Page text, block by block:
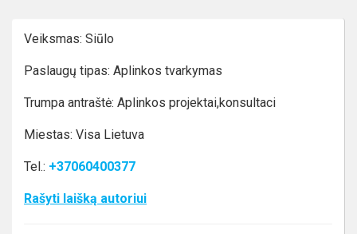
Veiksmas: Siūlo
Paslaugų tipas: Aplinkos tvarkymas
Trumpa antraštė: Aplinkos projektai,konsultaci
Miestas: Visa Lietuva
Tel.: +37060400377
Rašyti laišką autoriui